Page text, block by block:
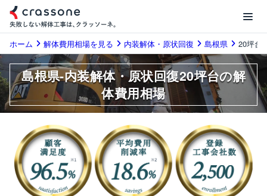
ホーム 解体費用相場を見る 内装解体・原状回復 島根県 20坪台
島根県-内装解体・原状回復20坪台の解
体費用相場